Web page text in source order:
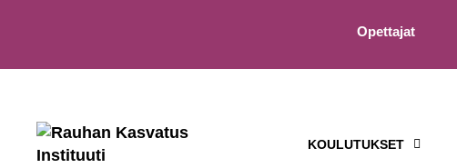
Opettajat
KOULUTUKSET